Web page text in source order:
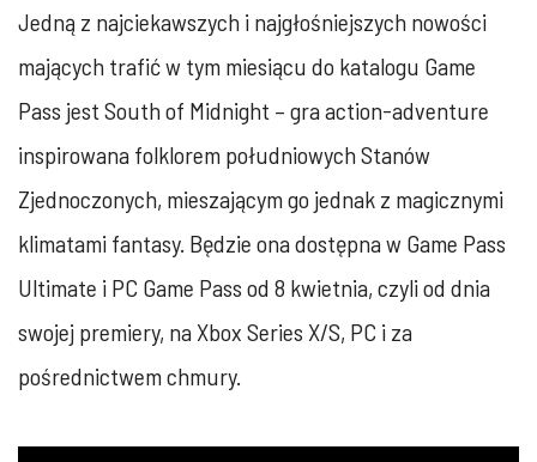
Jedną z najciekawszych i najgłośniejszych nowości
mających trafić w tym miesiącu do katalogu Game
Pass jest South of Midnight – gra action-adventure
inspirowana folklorem południowych Stanów
Zjednoczonych, mieszającym go jednak z magicznymi
klimatami fantasy. Będzie ona dostępna w Game Pass
Ultimate i PC Game Pass od 8 kwietnia, czyli od dnia
swojej premiery, na Xbox Series X/S, PC i za
pośrednictwem chmury.